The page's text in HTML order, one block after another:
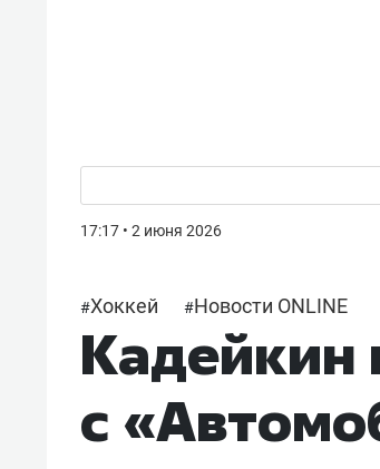
17:17 • 2 июня 2026
#Хоккей #Новости ONLINE
Кадейкин
с